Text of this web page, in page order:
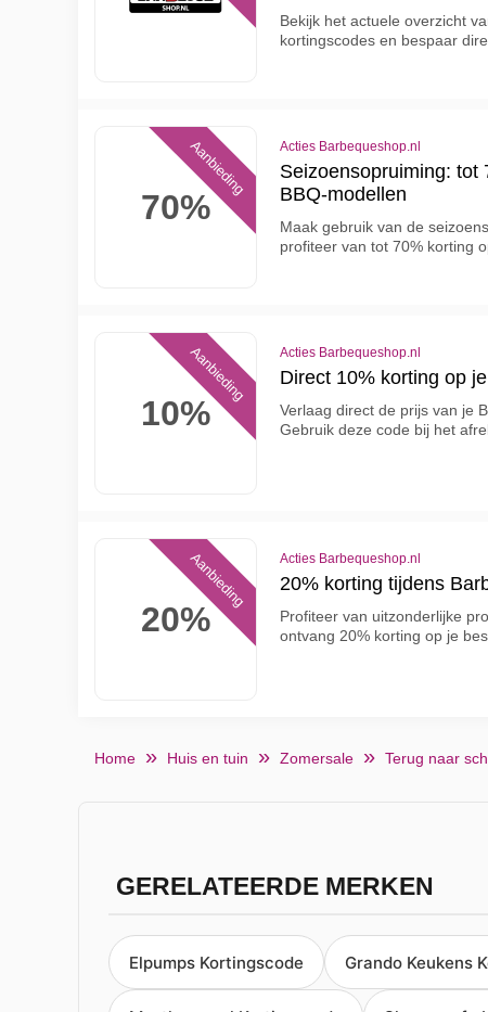
Bekijk het actuele overzicht
kortingscodes en bespaar
70%
Aanbieding Acties Barbequeshop.nl
Seizoensopruiming: tot
BBQ-modellen
Maak gebruik van de
profiteer van tot 70% korting
10%
Aanbieding Acties Barbequeshop.nl
Direct 10% korting op
Verlaag direct de prijs van je
Gebruik deze code bij het
20%
Aanbieding Acties Barbequeshop.nl
20% korting tijdens
Profiteer van uitzonderlijke
ontvang 20% korting op je
Home Huis en tuin Zomersale Terug naar
GERELATEERDE MERKEN
Elpumps Kortingscode Grando Keukens